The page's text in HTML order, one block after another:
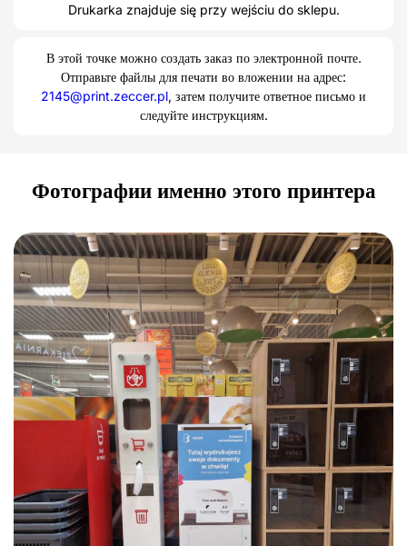
Drukarka znajduje się przy wejściu do sklepu.
В этой точке можно создать заказ по электронной почте.
Отправьте файлы для печати во вложении на адрес:
2145@print.zeccer.pl, затем получите ответное письмо и
следуйте инструкциям.
Фотографии именно этого принтера